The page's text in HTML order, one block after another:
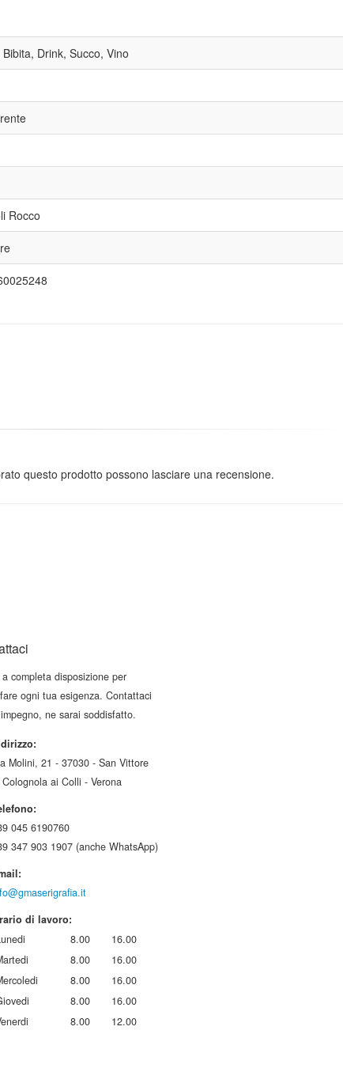
Drink, Succo, Vino
Rocco
questo prodotto possono lasciare una recensione.
completa disposizione per
ogni tua esigenza. Contattaci
ne sarai soddisfatto.
Molini, 21 - 37030 - San Vittore
ai Colli - Verona
045 6190760
347 903 1907 (anche WhatsApp)
di lavoro:
8.00
16.00
8.00
16.00
8.00
16.00
8.00
16.00
8.00 12.00